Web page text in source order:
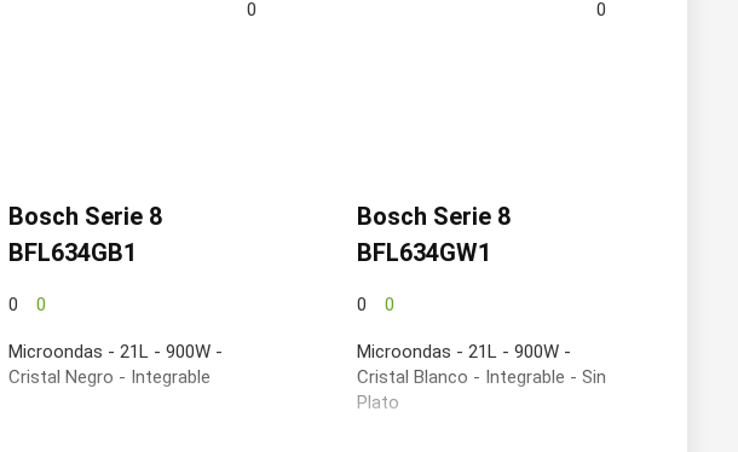
0
Bosch Serie 8
BFL634GB1
0 0
Microondas - 21L - 900W -
Cristal Negro - Integrable
0
Bosch Serie 8
BFL634GW1
0 0
Microondas - 21L - 900W -
Cristal Blanco - Integrable - Sin
Plato